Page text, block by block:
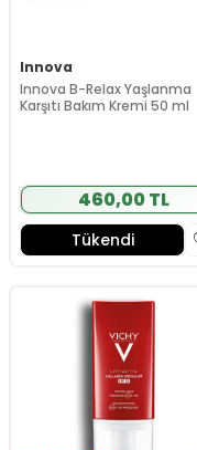
Innova
Innova B-Relax Yaşlanma
Karşıtı Bakım Kremi 50 ml
460,00 TL
Tükendi